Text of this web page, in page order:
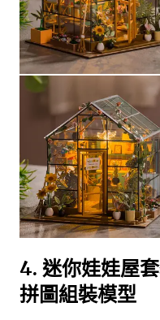
4. 迷你娃娃屋
拼圖組裝模型